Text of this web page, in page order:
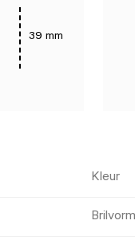
39 mm
Kleur
Brilvorm